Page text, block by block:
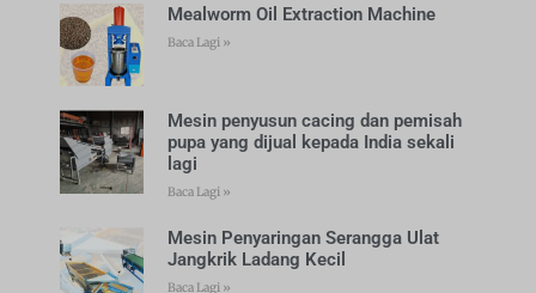
Mealworm Oil Extraction Machine
Baca Lagi »
Mesin penyusun cacing dan pemisah
pupa yang dijual kepada India sekali
lagi
Baca Lagi »
Mesin Penyaringan Serangga Ulat
Jangkrik Ladang Kecil
Baca Lagi »